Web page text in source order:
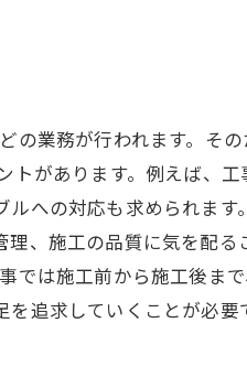
業務が行われます。そ
があります。例えば、
への対応も求められます
、施工の品質に気を配
は施工前から施工後ま
追求していくことが必要